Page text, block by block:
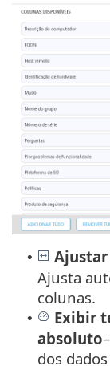
•
Ajusta
colunas.
• Exibir
absoluto
dos